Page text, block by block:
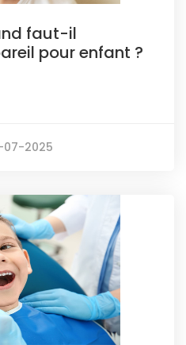
faut-il
pour enfant ?
2025